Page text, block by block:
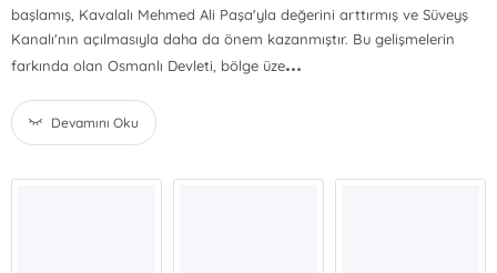
başlamış, Kavalalı Mehmed Ali Paşa'yla değerini arttırmış ve Süveyş
Kanalı'nın açılmasıyla daha da önem kazanmıştır. Bu gelişmelerin
farkında olan Osmanlı Devleti, bölge üze...
Devamını Oku